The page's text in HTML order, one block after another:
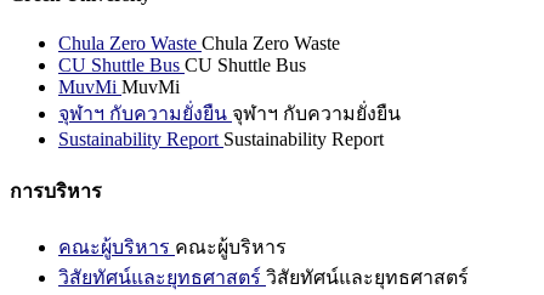
Chula Zero Waste Chula Zero Waste
CU Shuttle Bus CU Shuttle Bus
MuvMi MuvMi
จุฬาฯ กับความยั่งยืน จุฬาฯ กับความยั่งยืน
Sustainability Report Sustainability Report
การบริหาร
คณะผู้บริหาร คณะผู้บริหาร
วิสัยทัศน์และยุทธศาสตร์ วิสัยทัศน์และยุทธศาสตร์